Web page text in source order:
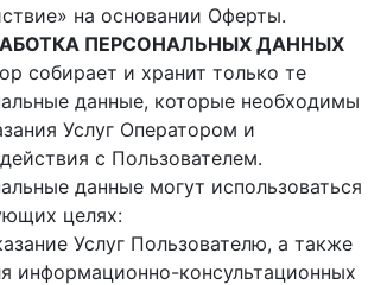
на основании Оферты.
ПЕРСОНАЛЬНЫХ ДАННЫХ
собирает и хранит только те
данные, которые необходимы
Услуг Оператором и
с Пользователем.
данные могут использоваться
целях:
Услуг Пользователю, а также
информационно-консультационных